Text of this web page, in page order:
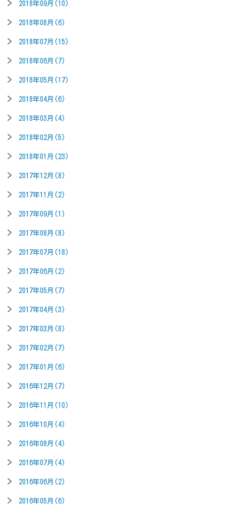
2018年09月(10)
2018年08月(6)
2018年07月(15)
2018年06月(7)
2018年05月(17)
2018年04月(6)
2018年03月(4)
2018年02月(5)
2018年01月(23)
2017年12月(8)
2017年11月(2)
2017年09月(1)
2017年08月(8)
2017年07月(18)
2017年06月(2)
2017年05月(7)
2017年04月(3)
2017年03月(8)
2017年02月(7)
2017年01月(6)
2016年12月(7)
2016年11月(10)
2016年10月(4)
2016年08月(4)
2016年07月(4)
2016年06月(2)
2016年05月(6)